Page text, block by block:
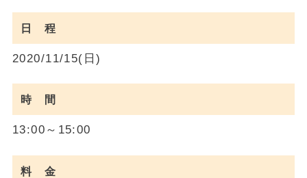
日 程
2020/11/15(日)
時 間
13:00～15:00
料 金